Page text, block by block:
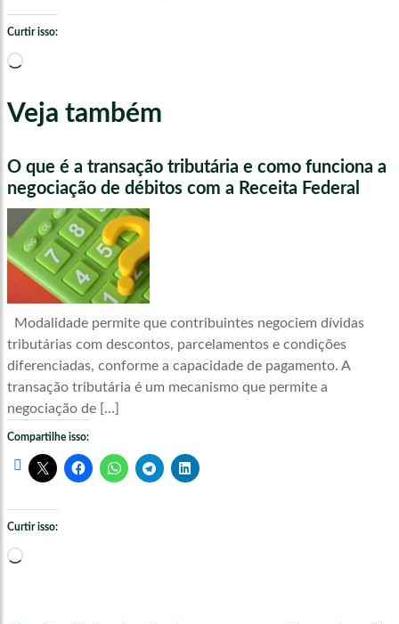
Curtir isso:
Carregando...
Veja também
O que é a transação tributária e como funciona a
negociação de débitos com a Receita Federal
Modalidade permite que contribuintes negociem dívidas
tributárias com descontos, parcelamentos e condições
diferenciadas, conforme a capacidade de pagamento. A
transação tributária é um mecanismo que permite a
negociação de […]
Compartilhe isso:
Curtir isso:
Carregando...